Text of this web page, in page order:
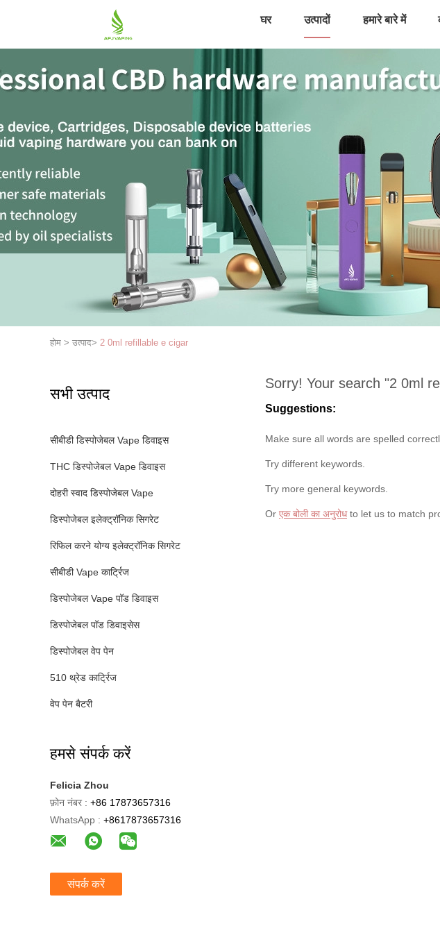
घर उत्पादों हमारे बारे में
होम > उत्पाद> 2 0ml refillable e cigar
सभी उत्पाद
सीबीडी डिस्पोजेबल Vape डिवाइस
THC डिस्पोजेबल Vape डिवाइस
दोहरी स्वाद डिस्पोजेबल Vape
डिस्पोजेबल इलेक्ट्रॉनिक सिगरेट
रिफिल करने योग्य इलेक्ट्रॉनिक सिगरेट
सीबीडी Vape कार्ट्रिज
डिस्पोजेबल Vape पॉड डिवाइस
डिस्पोजेबल पॉड डिवाइसेस
डिस्पोजेबल वेप पेन
510 थ्रेड कार्ट्रिज
वेप पेन बैटरी
हमसे संपर्क करें
Felicia Zhou
फ़ोन नंबर : +86 17873657316
WhatsApp : +8617873657316
संपर्क करें
Sorry! Your search "2 0ml
Suggestions:
Make sure all words are spelled
Try different keywords.
Try more general keywords.
Or एक बोली का अनुरोधto let us to match